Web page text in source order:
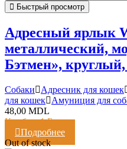
Быстрый просмотр
Адресный ярлык
металлический,
Бэтмен»,
Cобаки Адресник для кошек
для кошек
Амуниция для
48,00 MDL
Кешбэк:1 Балл
Подробнее
Out of stock